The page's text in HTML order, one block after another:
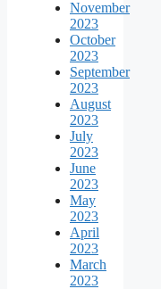
November
2023
October
2023
September
2023
August
2023
July
2023
June
2023
May
2023
April
2023
March
2023